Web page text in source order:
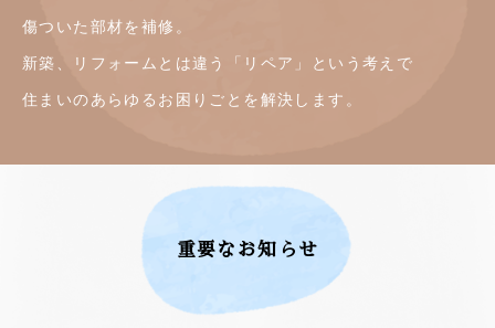
傷ついた部材を補修。
新築、リフォームとは違う「リペア」という考えで
住まいのあらゆるお困りごとを解決します。
重要なお知らせ